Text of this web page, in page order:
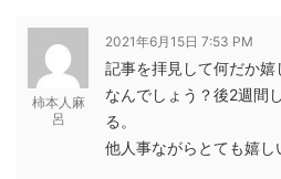
柿本人麻
呂
2021年6月15日 7:53 PM
記事を拝見して何だか
なんでしょう？後2週間
る。
他人事ながらとても嬉し